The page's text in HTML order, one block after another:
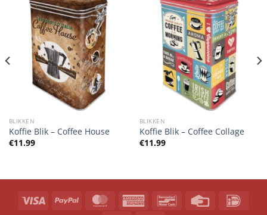
BLIKKEN
Koffie Blik – Coffee House
€11.99
BLIKKEN
Koffie Blik – Coffee Collage
€11.99